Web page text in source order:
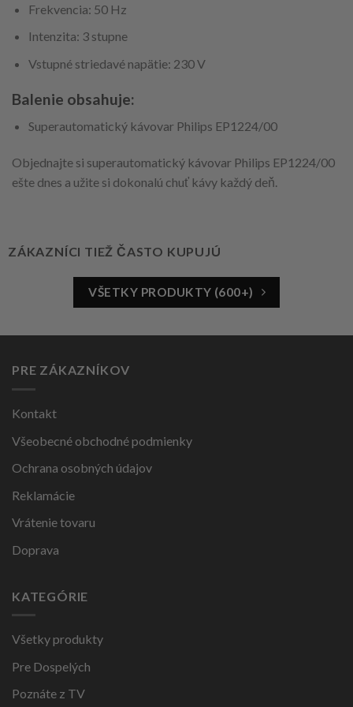
Frekvencia: 50 Hz
Intenzita: 3 stupne
Vstupné striedavé napätie: 230 V
Balenie obsahuje:
Superautomatický kávovar Philips EP1224/00
Objednajte si superautomatický kávovar Philips EP1224/00
ešte dnes a užite si dokonalú chuť kávy každý deň.
ZÁKAZNÍCI TIEŽ ČASTO KUPUJÚ
VŠETKY PRODUKTY (600+)
PRE ZÁKAZNÍKOV
Kontakt
Všeobecné obchodné podmienky
Ochrana osobných údajov
Reklamácie
Vrátenie tovaru
Doprava
KATEGÓRIE
Všetky produkty
Pre Dospelých
Poznáte z TV